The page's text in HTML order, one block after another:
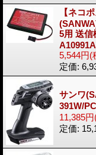
【ネコ
5用 送信
5,544円(
定価:
サンワ
391W/
11,385円
定価: